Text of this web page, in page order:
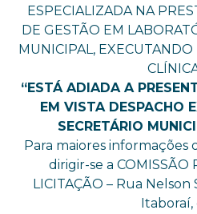
ESPECIALIZADA NA
DE GESTÃO EM
MUNICIPAL, EXECUTANDO
“ESTÁ ADIADA A
EM VISTA DESPACHO
SECRETÁRIO
Para maiores informações
dirigir-se a COMISSÃO
LICITAÇÃO – Rua Nelson
Itaboraí,